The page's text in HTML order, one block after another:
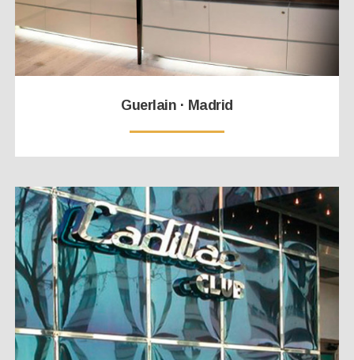
Guerlain · Madrid